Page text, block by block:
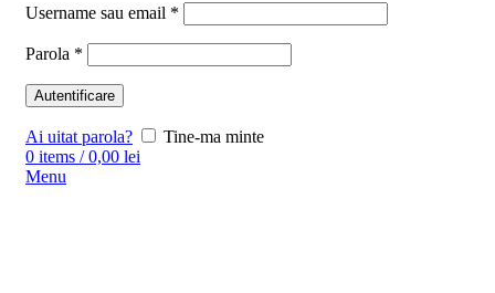
Username sau email *
Parola *
Autentificare
Ai uitat parola?
Tine-ma minte
0 items / 0,00 lei
Menu